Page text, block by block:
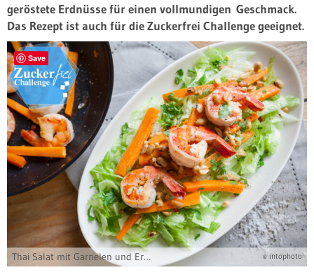
geröstete Erdnüsse für einen vollmundigen Geschmack.
Das Rezept ist auch für die Zuckerfrei Challenge geeignet.
Save
Thai Salat mit Garnelen und Erdnüssen © intophoto